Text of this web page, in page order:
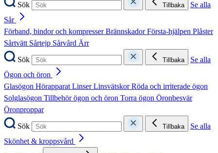
Sök
Tillbaka
Se alla
Sår
Förband, bindor och kompresserBrännskadorFörsta-hjälpen Plåster
Sårtvätt Sårtejp Sårvård Ärr
Sök
Tillbaka
Se alla
Ögon och öron
Glasögon HörapparatLinserLinsvätskorRöda och irriterade ögon
Solglasögon Tillbehör ögon och öron Torra ögon Öronbesvär
Öronproppar
Sök
Tillbaka
Se alla
Skönhet & kroppsvård